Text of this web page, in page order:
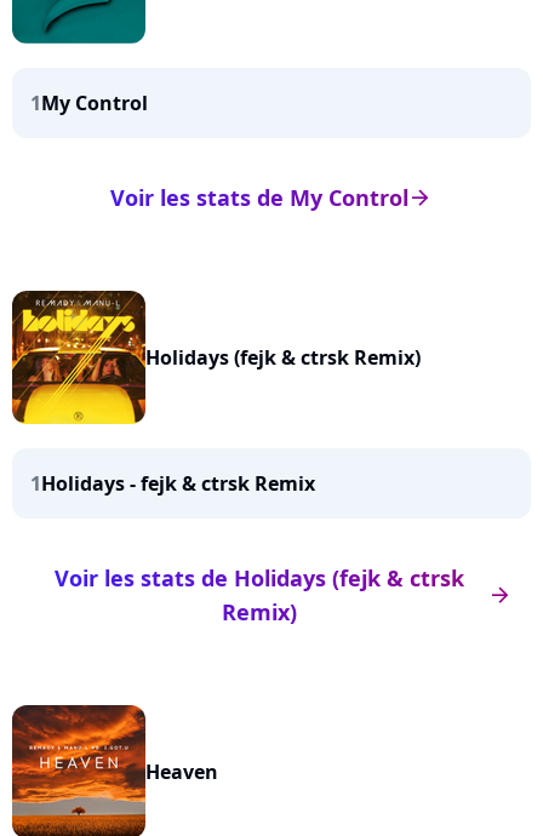
1My Control
arrow_right
Voir les stats de My Control
Holidays (fejk & ctrsk Remix)
1Holidays - fejk & ctrsk Remix
arrow_right
Voir les stats de Holidays (fejk & ctrsk
Remix)
Heaven